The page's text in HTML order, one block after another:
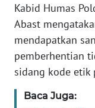
Kabid Humas
Abast
mendapatkan
pemberhentian
sidang kode etik
Baca Juga:
BERITA
KONTAK
KAMI
IKLAN